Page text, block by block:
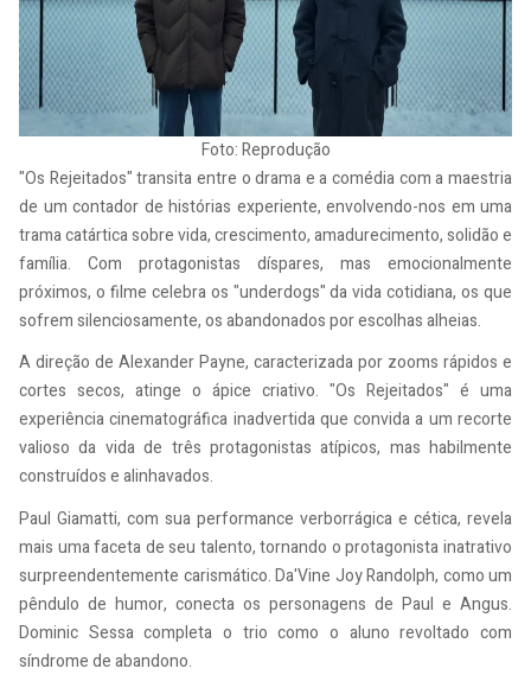
Foto: Reprodução
"Os Rejeitados" transita entre o drama e a comédia com a maestria
de um contador de histórias experiente, envolvendo-nos em uma
trama catártica sobre vida, crescimento, amadurecimento, solidão e
família. Com protagonistas díspares, mas emocionalmente
próximos, o filme celebra os "underdogs" da vida cotidiana, os que
sofrem silenciosamente, os abandonados por escolhas alheias.
A direção de Alexander Payne, caracterizada por zooms rápidos e
cortes secos, atinge o ápice criativo. "Os Rejeitados" é uma
experiência cinematográfica inadvertida que convida a um recorte
valioso da vida de três protagonistas atípicos, mas habilmente
construídos e alinhavados.
Paul Giamatti, com sua performance verborrágica e cética, revela
mais uma faceta de seu talento, tornando o protagonista inatrativo
surpreendentemente carismático. Da'Vine Joy Randolph, como um
pêndulo de humor, conecta os personagens de Paul e Angus.
Dominic Sessa completa o trio como o aluno revoltado com
síndrome de abandono.